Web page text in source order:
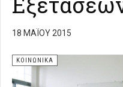
18 ΜΑΪ́ΟΥ 2015
ΚΟΙΝΩΝΙΚΑ